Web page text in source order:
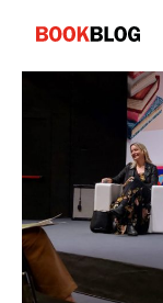
contenuto
Bookblog